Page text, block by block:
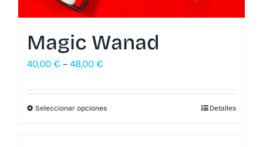
Magic Wanad
40,00 € – 48,00 €
Seleccionar opciones Detalles